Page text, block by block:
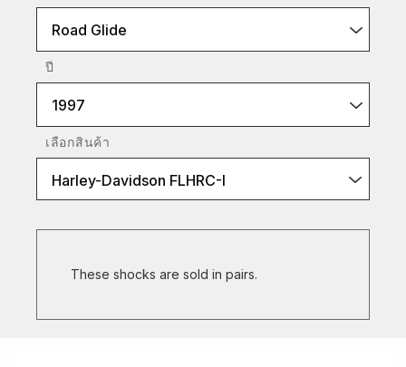
Road Glide
ปี
1997
เลือกสินค้า
Harley-Davidson FLHRC-I
These shocks are sold in pairs.